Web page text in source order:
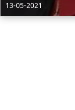
13-05-2021